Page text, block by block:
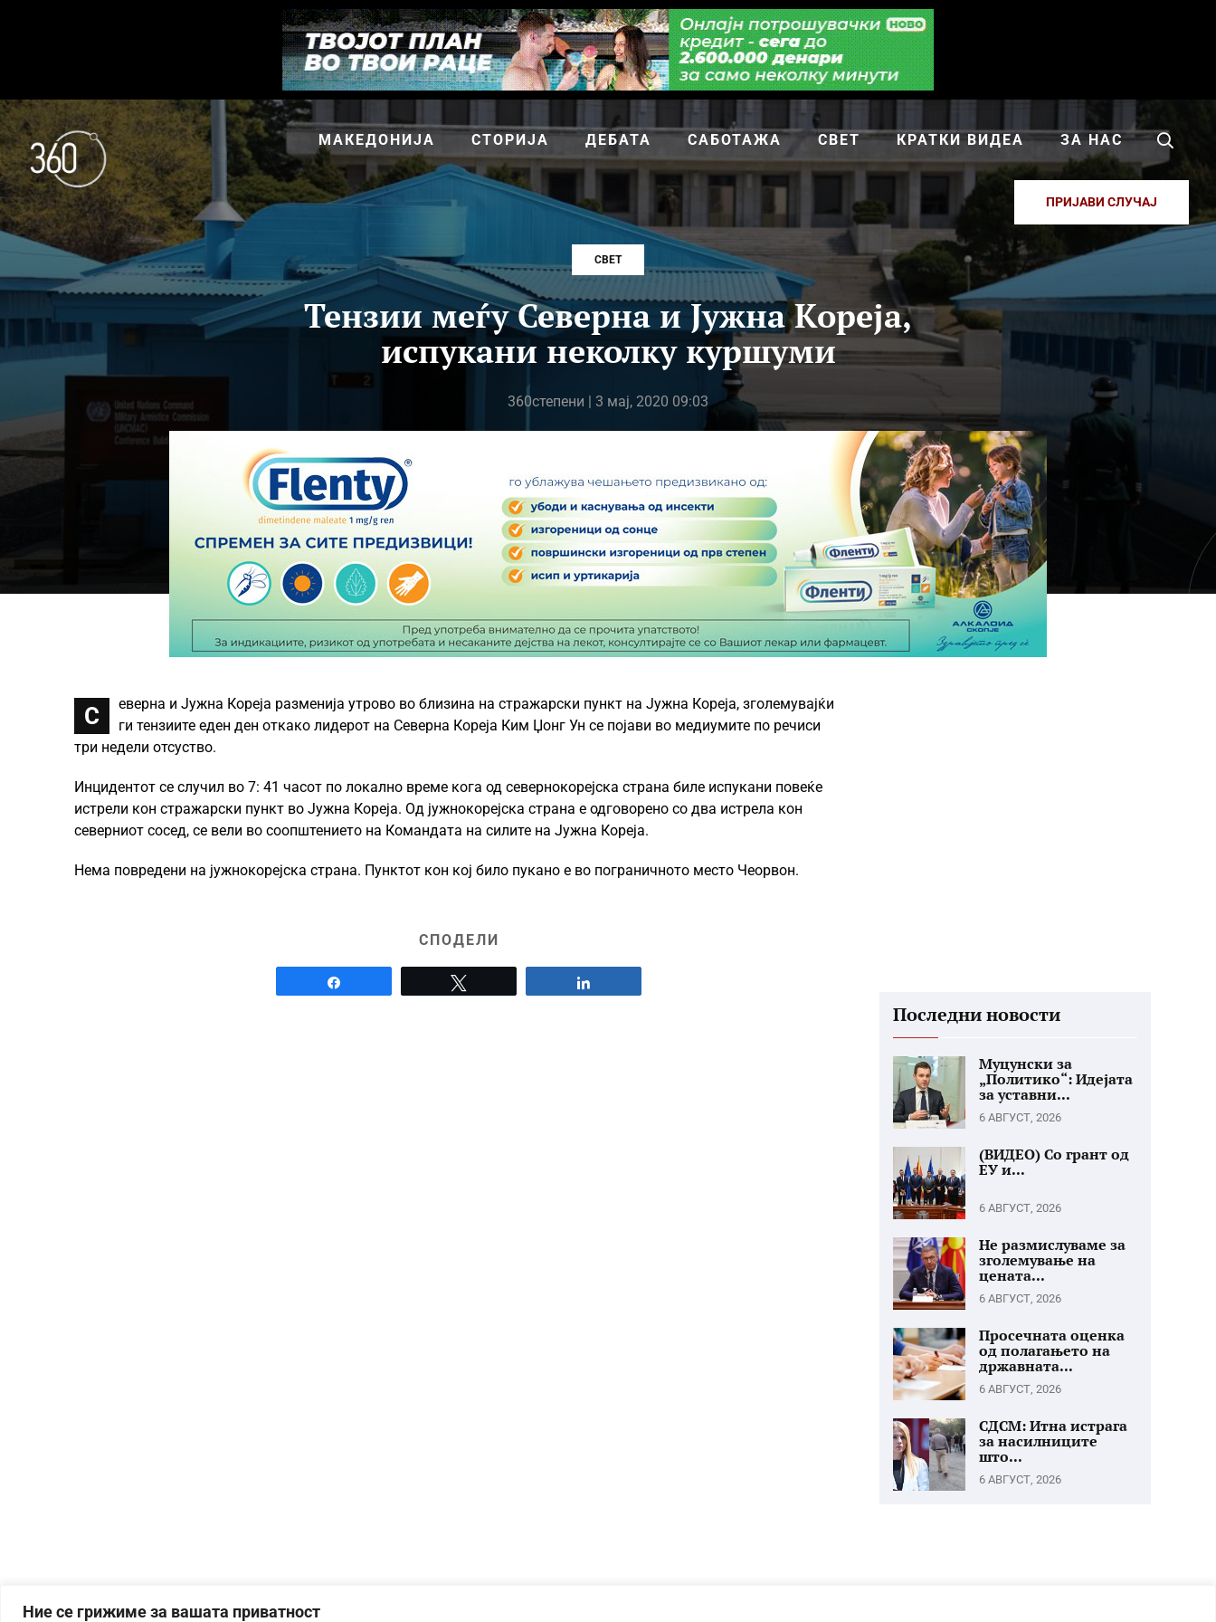
Ние се грижиме за вашата приватност
МАКЕДОНИЈА СТОРИЈА ДЕБАТА САБОТАЖА СВЕТ КРАТКИ ВИДЕА ЗА НАС
ПРИЈАВИ СЛУЧАЈ
СВЕТ
Тензии меѓу Северна и Јужна Кореја,
испукани неколку куршуми
360степени | 3 мај, 2020 09:03
С
еверна и Јужна Кореја разменија утрово во близина на стражарски пункт на Јужна Кореја, зголемувајќи
ги тензиите еден ден откако лидерот на Северна Кореја Ким Џонг Ун се појави во медиумите по речиси
три недели отсуство.
Инцидентот се случил во 7: 41 часот по локално време кога од севернокорејска страна биле испукани повеќе
истрели кон стражарски пункт во Јужна Кореја. Од јужнокорејска страна е одговорено со два истрела кон
северниот сосед, се вели во соопштението на Командата на силите на Јужна Кореја.
Нема повредени на јужнокорејска страна. Пунктот кон кој било пукано е во пограничното место Чеорвон.
СПОДЕЛИ
Последни новости
Муцунски за
„Политико“: Идејата
за уставни...
6 АВГУСТ, 2026
(ВИДЕО) Со грант од
ЕУ и...
6 АВГУСТ, 2026
Не размислуваме за
зголемување на
цената...
6 АВГУСТ, 2026
Просечната оценка
од полагањето на
државната...
6 АВГУСТ, 2026
СДСМ: Итна истрага
за насилниците
што...
6 АВГУСТ, 2026